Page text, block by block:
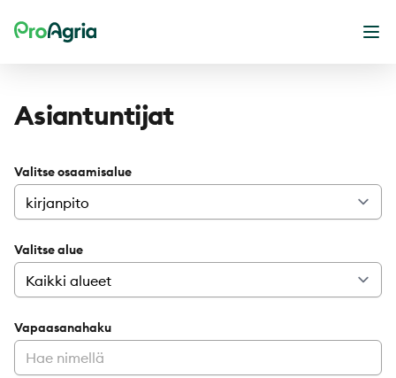
ProAgria
Asiantuntijat
Valitse osaamisalue
Valitse alue
Vapaasanahaku